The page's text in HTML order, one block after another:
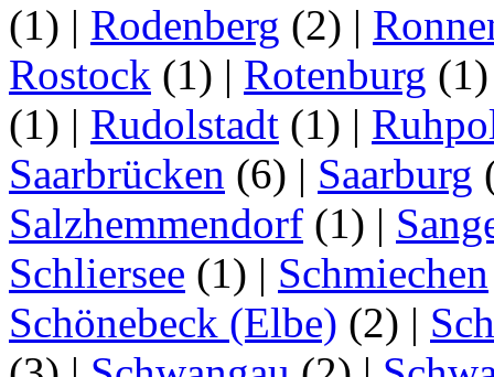
(1) | Rodenberg (2) |
Rostock (1) | Rotenburg
(1) | Rudolstadt (1) |
Saarbrücken (6) | Saarburg
Salzhemmendorf (1) |
Schliersee (1) | Schmiechen
Schönebeck (Elbe) (2) |